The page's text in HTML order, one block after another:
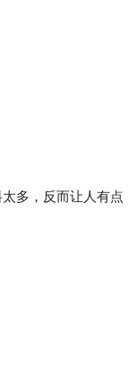
多，反而让人有点